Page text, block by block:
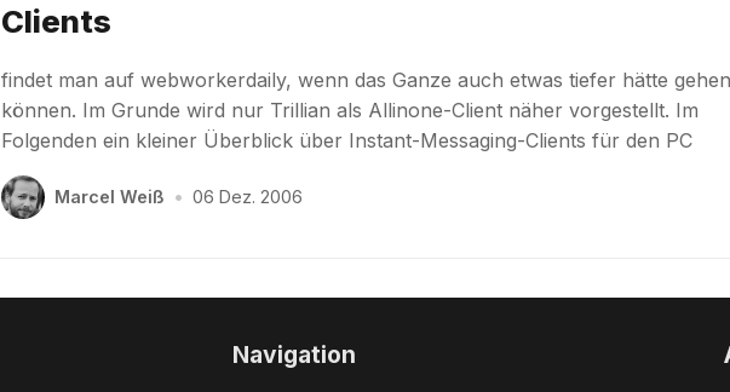
Clients
findet man auf webworkerdaily, wenn das Ganze auch etwas tiefer hätte gehen
können. Im Grunde wird nur Trillian als Allinone-Client näher vorgestellt. Im
Folgenden ein kleiner Überblick über Instant-Messaging-Clients für den PC
Marcel Weiß • 06 Dez. 2006
Navigation